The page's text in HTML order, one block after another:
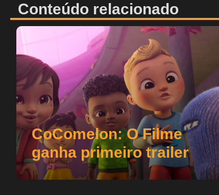
Conteúdo relacionado
CoComelon: O Filme
ganha primeiro trailer